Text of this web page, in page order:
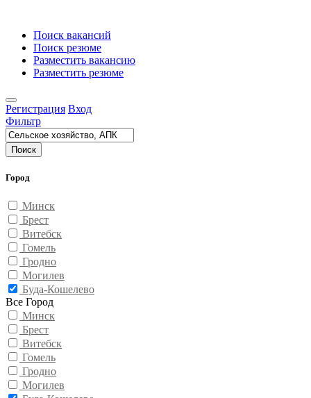
Поиск вакансий
Поиск резюме
Разместить вакансию
Разместить резюме
Регистрация Вход
Фильтр
Поиск
Город
Минск
Брест
Витебск
Гомель
Гродно
Могилев
Буда-Кошелево
Все Город
Минск
Брест
Витебск
Гомель
Гродно
Могилев